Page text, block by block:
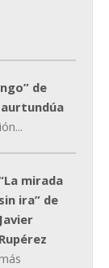
de
mirada
sin ira” de
Javier
Rupérez